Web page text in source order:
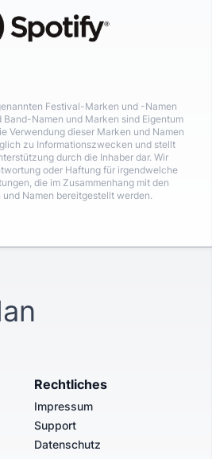
Festival-Marken und -Namen
Namen und Marken sind Eigentum
Verwendung dieser Marken und Namen
zu Informationszwecken und stellt
durch die Inhaber dar. Wir
oder Haftung für irgendwelche
die im Zusammenhang mit den
Namen bereitgestellt werden.
Rechtliches
Impressum
Support
Datenschutz